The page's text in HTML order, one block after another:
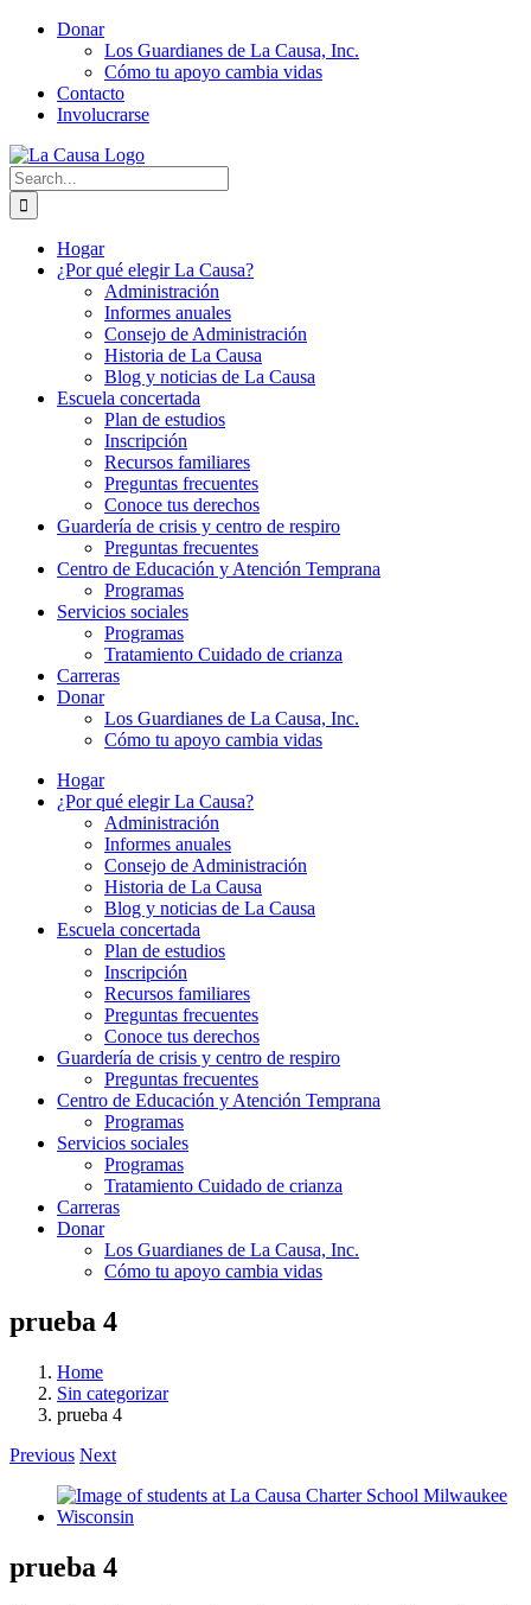
Skip
Donar
Los Guardianes de La Causa, Inc.
Cómo tu apoyo cambia vidas
Contacto
Involucrarse
Search
for:
Hogar
¿Por qué elegir La Causa?
Administración
Informes anuales
Consejo de Administración
Historia de La Causa
Blog y noticias de La Causa
Escuela concertada
Plan de estudios
Inscripción
Recursos familiares
Preguntas frecuentes
Conoce tus derechos
Guardería de crisis y centro de respiro
Preguntas frecuentes
Centro de Educación y Atención Temprana
Programas
Servicios sociales
Programas
Tratamiento Cuidado de crianza
Carreras
Donar
Los Guardianes de La Causa, Inc.
Cómo tu apoyo cambia vidas
Hogar
¿Por qué elegir La Causa?
Administración
Informes anuales
Consejo de Administración
Historia de La Causa
Blog y noticias de La Causa
Escuela concertada
Plan de estudios
Inscripción
Recursos familiares
Preguntas frecuentes
Conoce tus derechos
Guardería de crisis y centro de respiro
Preguntas frecuentes
Centro de Educación y Atención Temprana
Programas
Servicios sociales
Programas
Tratamiento Cuidado de crianza
Carreras
Donar
Los Guardianes de La Causa, Inc.
Cómo tu apoyo cambia vidas
prueba 4
Home
Sin categorizar
prueba 4
Previous Next
View
Larger
prueba 4